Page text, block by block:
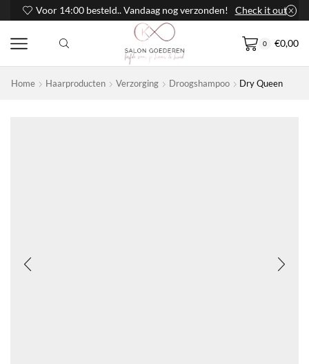
Voor 14:00 besteld.. Vandaag nog verzonden! Check it out
0 €0,00
Home Haarproducten Verzorging Droogshampoo Dry Queen